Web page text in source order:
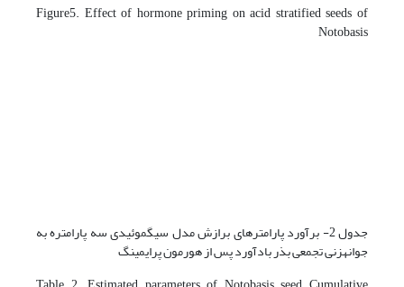
Figure5. Effect of hormone priming on acid stratified seeds of
Notobasis
جدول 2- برآورد پارامترهای برازش مدل سیگموئیدی سه­ پارامتره به
جوانه­زنی تجمعی بذر بادآورد پس از هورمون پرایمینگ